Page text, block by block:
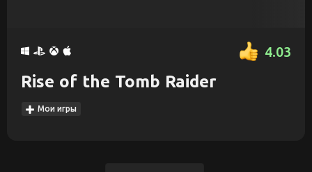
4.03
Rise of the Tomb Raider
Мои игры